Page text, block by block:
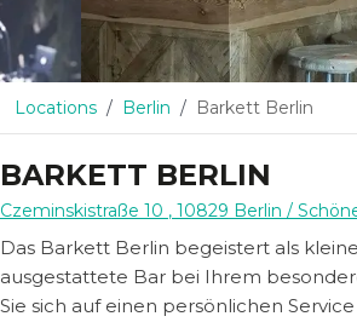
Locations Berlin Barkett Berlin
BARKETT BERLIN
Czeminskistraße 10 , 10829 Berlin /
Das Barkett Berlin begeistert als
ausgestattete Bar bei Ihrem
Sie sich auf einen persönlichen